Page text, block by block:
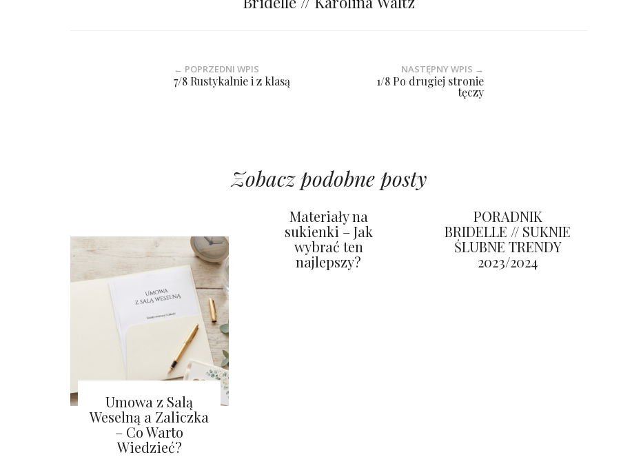
← POPRZEDNI WPIS
7/8 Rustykalnie i z klasą
NASTĘPNY WPIS →
1/8 Po drugiej stronie
tęczy
Zobacz podobne posty
Umowa z Salą
Weselną a Zaliczka
– Co Warto
Wiedzieć?
Materiały na
sukienki – Jak
wybrać ten
najlepszy?
PORADNIK
BRIDELLE // SUKNIE
ŚLUBNE TRENDY
2023/2024